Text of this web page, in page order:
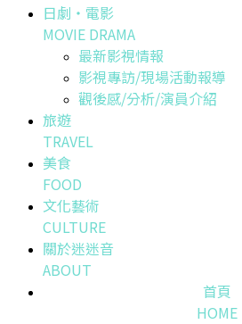
日劇・電影
MOVIE DRAMA
最新影視情報
影視專訪/現場活動報導
觀後感/分析/演員介紹
旅遊
TRAVEL
美食
FOOD
文化藝術
CULTURE
關於迷迷音
ABOUT
首頁
HOME